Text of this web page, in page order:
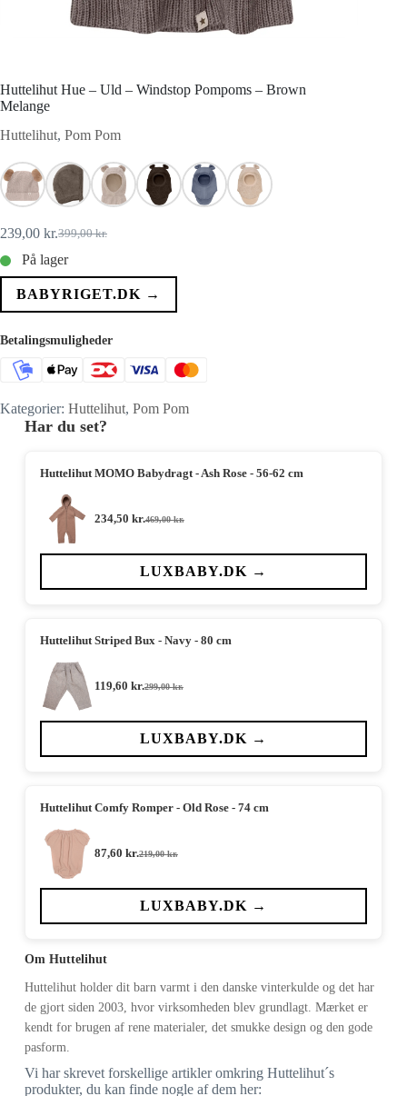
Huttelihut Hue – Uld – Windstop Pompoms – Brown
Melange
Huttelihut, Pom Pom
399,00kr.
Den
oprindelige
pris
var:
239,00 kr.Den
aktuelle
pris
er:
På lager
BABYRIGET.DK →
Betalingsmuligheder
Kategorier: Huttelihut, Pom Pom
Har du set?
Huttelihut MOMO Babydragt - Ash Rose - 56-62 cm
469,00kr.
Den
pris
var:
234,50 kr.Den
pris
er:
LUXBABY.DK →
Huttelihut Striped Bux - Navy - 80 cm
299,00kr.
Den
pris
var:
119,60 kr.Den
pris
er:
LUXBABY.DK →
Huttelihut Comfy Romper - Old Rose - 74 cm
219,00kr.
Den
pris
var:
87,60 kr.Den
pris
er:
LUXBABY.DK →
Om Huttelihut
Huttelihut holder dit barn varmt i den danske vinterkulde og det har
de gjort siden 2003, hvor virksomheden blev grundlagt. Mærket er
kendt for brugen af rene materialer, det smukke design og den gode
pasform.
Vi har skrevet forskellige artikler omkring Huttelihut´s
produkter, du kan finde nogle af dem her: